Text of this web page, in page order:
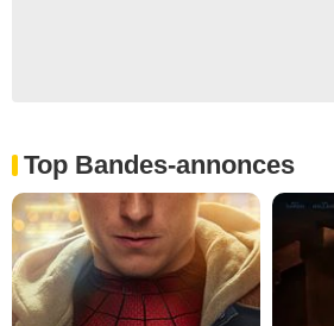
Top Bandes-annonces